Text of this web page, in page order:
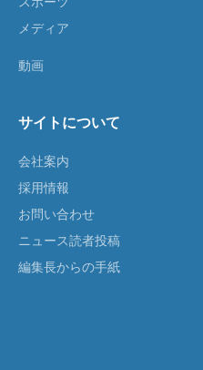
メディア
動画
サイトについて
会社案内
採用情報
お問い合わせ
ニュース読者投稿
編集長からの手紙